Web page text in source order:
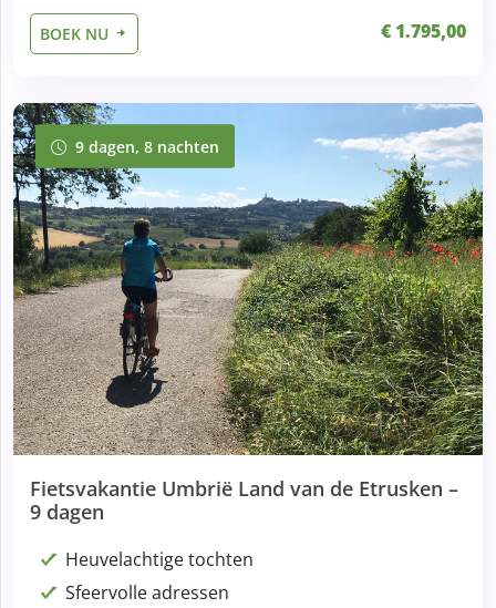
BOEK NU € 1.795,00
9 dagen, 8 nachten
9 dagen, 8 nachten
Fietsvakantie Umbrië Land van de Etrusken –
9 dagen
Heuvelachtige tochten
Sfeervolle adressen